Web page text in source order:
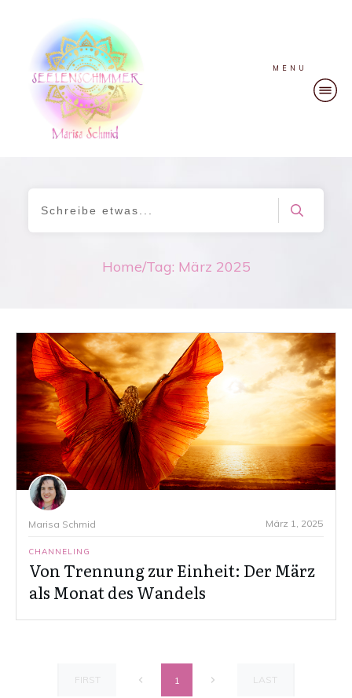
MENU
Home/Tag: März 2025
Marisa Schmid März 1, 2025
CHANNELING
Von Trennung zur Einheit: Der März
als Monat des Wandels
FIRST 1 LAST